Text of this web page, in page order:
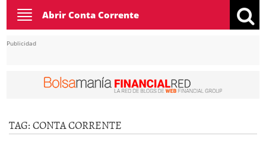
Toggle
navigation
Abrir Conta Corrente
Publicidad
TAG:CONTA CORRENTE